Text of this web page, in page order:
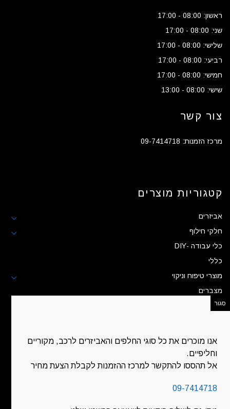
ראשון: 08:00 - 17:00
שני: 08:00 - 17:00
שלישי: 08:00 - 17:00
רביעי: 08:00 - 17:00
חמישי: 08:00 - 17:00
שישי: 08:00 - 13:00
צור קשר
מרכז הזמנות: 09-7414718
קטגוריות מוצרים
אביזרים
חלקי חילוף
כלי עבודה -DIY
כללי
מוצרי טיפוח וניקוי
מצברים
קיט טיפול לרכב
נוזל קירור
נוזל שמשות
אנו מוכרים את כל סוגי החלפים והאביזרים לרכב, מקוריים
וחליפיים.
אל תהססו להתקשר למרכז ההזמנות לקבלת הצעת מחיר
09-7414718